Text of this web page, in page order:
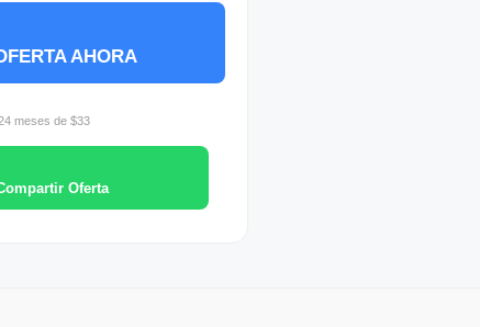
AHORA
meses de $33
Oferta